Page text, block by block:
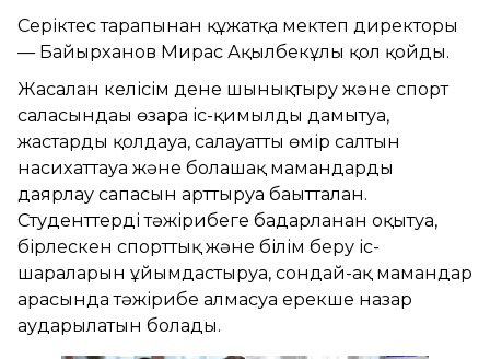
Серіктес тарапынан құжатқа мектеп директоры
— Байырханов Мирас Ақылбекұлы қол қойды.
Жасалған келісім дене шынықтыру және спорт
саласындағы өзара іс-қимылды дамытуға,
жастарды қолдауға, салауатты өмір салтын
насихаттауға және болашақ мамандарды
даярлау сапасын арттыруға бағытталған.
Студенттерді тәжірибеге бағдарланған оқытуға,
бірлескен спорттық және білім беру іс-
шараларын ұйымдастыруға, сондай-ақ мамандар
арасында тәжірибе алмасуға ерекше назар
аударылатын болады.